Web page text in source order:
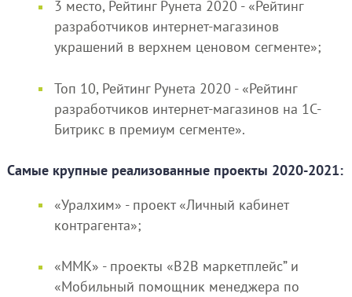
3 место, Рейтинг Рунета 2020 - «Рейтинг
разработчиков интернет-магазинов
украшений в верхнем ценовом сегменте»;
Топ 10, Рейтинг Рунета 2020 - «Рейтинг
разработчиков интернет-магазинов на 1С-
Битрикс в премиум сегменте».
Самые крупные реализованные проекты 2020-2021:
«Уралхим» - проект «Личный кабинет
контрагента»;
«ММК» - проекты «B2B маркетплейс” и
«Мобильный помощник менеджера по